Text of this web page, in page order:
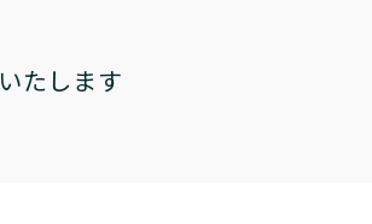
たします